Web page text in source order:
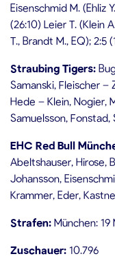
Eisenschmid M. (Ehliz
(26:10) Leier T. (Klein
T., Brandt M., EQ); 2:5
Straubing Tigers:
Samanski, Fleischer –
Hede – Klein, Nogier,
Samuelsson, Fonstad,
EHC Red Bull
Abeltshauser, Hirose,
Johansson,
Krammer, Eder,
Strafen: München:
Zuschauer: 10.796